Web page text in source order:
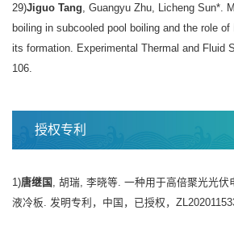
29)Jiguo Tang , Guangyu Zhu, Licheng Sun*.
boiling in subcooled pool boiling and the role
its formation. Experimental Thermal and Fluid
106.
授权专利
1)唐继国 , 胡瑞, 李晓等. 一种用于高倍聚光光
液冷板. 发明专利，中国，已授权，